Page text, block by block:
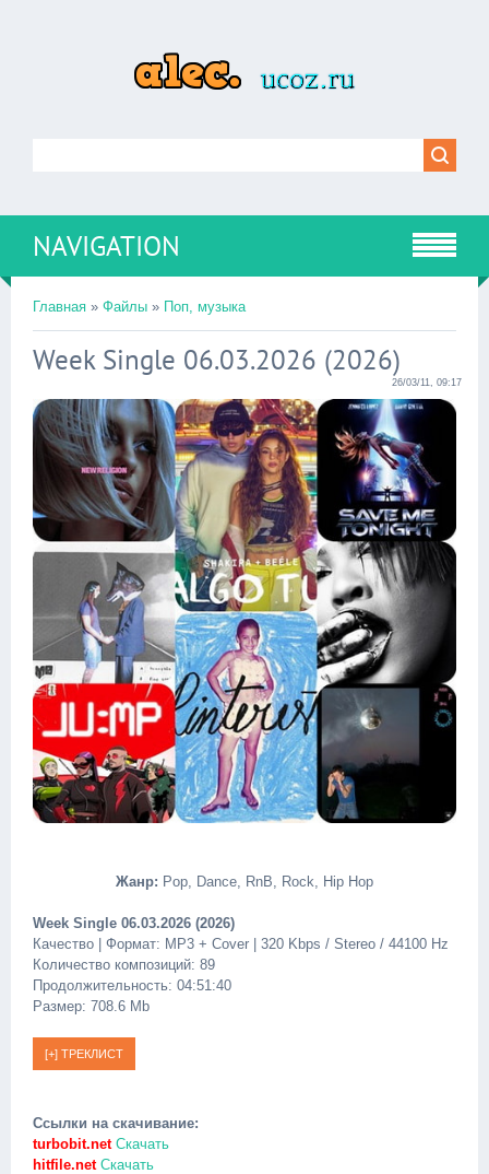
NAVIGATION
Главная » Файлы » Поп, музыка
Week Single 06.03.2026 (2026)
26/03/11, 09:17
Жанр: Pop, Dance, RnB, Rock, Hip Hop
Week Single 06.03.2026 (2026)
Качество | Формат: MP3 + Cover | 320 Kbps / Stereo / 44100 Hz
Количество композиций: 89
Продолжительность: 04:51:40
Размер: 708.6 Mb
Ссылки на скачивание:
turbobit.netСкачать
hitfile.netСкачать